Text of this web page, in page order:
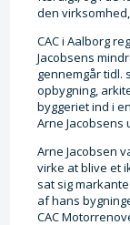
den
CAC i Aalborg
Jacobsens
gennemgår tidl.
opbygning,
byggeriet ind i
Arne Jacobsens
Arne Jacobsen
virke at blive et
sat sig
af hans
CAC